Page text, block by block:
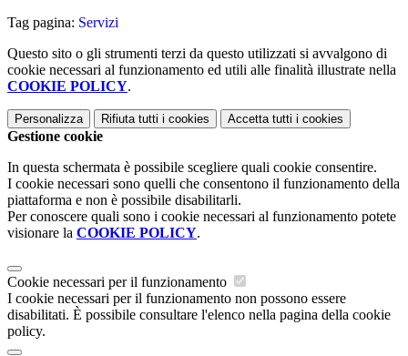
Tag pagina: Servizi
Questo sito o gli strumenti terzi da questo utilizzati si avvalgono di
cookie necessari al funzionamento ed utili alle finalità illustrate nella
COOKIE POLICY.
Personalizza Rifiuta tutti i cookies Accetta tutti i cookies
Gestione cookie
In questa schermata è possibile scegliere quali cookie consentire.
I cookie necessari sono quelli che consentono il funzionamento della
piattaforma e non è possibile disabilitarli.
Per conoscere quali sono i cookie necessari al funzionamento potete
visionare la COOKIE POLICY.
Cookie necessari per il funzionamento
I cookie necessari per il funzionamento non possono essere
disabilitati. È possibile consultare l'elenco nella pagina della cookie
policy.